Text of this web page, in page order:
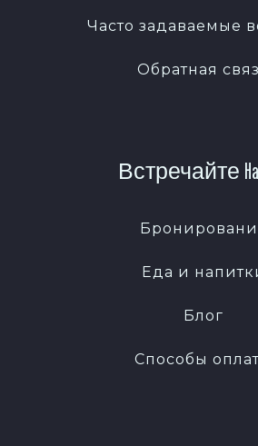
Часто задаваемые
Обратная
Встречайте
Еда и
Блог
Способы